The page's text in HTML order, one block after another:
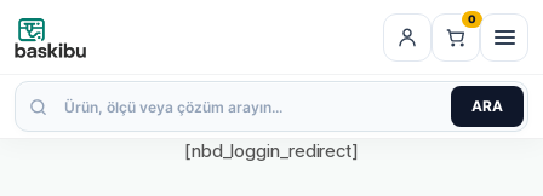
0
ARA
[nbd_loggin_redirect]